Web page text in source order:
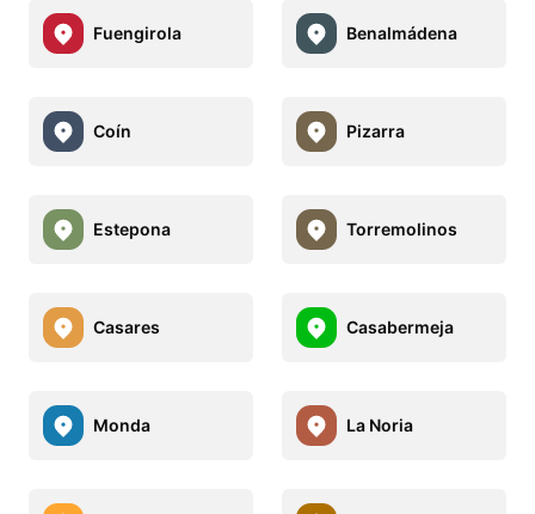
Fuengirola Benalmádena
Coín Pizarra
Estepona Torremolinos
Casares Casabermeja
Monda La Noria